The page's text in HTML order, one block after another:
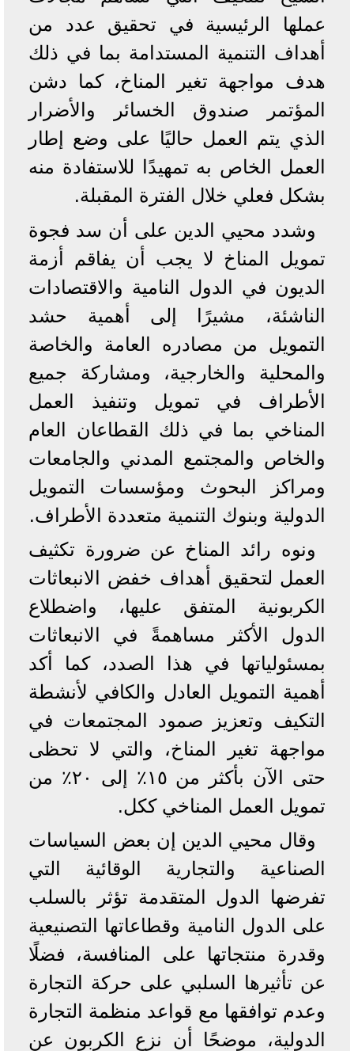
عملها الرئيسية في تحقيق عدد من
أهداف التنمية المستدامة بما في ذلك
هدف مواجهة تغير المناخ، كما دشن
المؤتمر صندوق الخسائر والأضرار
الذي يتم العمل حاليًا على وضع إطار
العمل الخاص به تمهيدًا للاستفادة منه
بشكل فعلي خلال الفترة المقبلة.
وشدد محيي الدين على أن سد فجوة
تمويل المناخ لا يجب أن يفاقم أزمة
الديون في الدول النامية والاقتصادات
الناشئة، مشيرًا إلى أهمية حشد
التمويل من مصادره العامة والخاصة
والمحلية والخارجية، ومشاركة جميع
الأطراف في تمويل وتنفيذ العمل
المناخي بما في ذلك القطاعان العام
والخاص والمجتمع المدني والجامعات
ومراكز البحوث ومؤسسات التمويل
الدولية وبنوك التنمية متعددة الأطراف.
ونوه رائد المناخ عن ضرورة تكثيف
العمل لتحقيق أهداف خفض الانبعاثات
الكربونية المتفق عليها، واضطلاع
الدول الأكثر مساهمةً في الانبعاثات
بمسئولياتها في هذا الصدد، كما أكد
أهمية التمويل العادل والكافي لأنشطة
التكيف وتعزيز صمود المجتمعات في
مواجهة تغير المناخ، والتي لا تحظى
حتى الآن بأكثر من ١٥٪؜ إلى ٢٠٪؜ من
تمويل العمل المناخي ككل.
وقال محيي الدين إن بعض السياسات
الصناعية والتجارية الوقائية التي
تفرضها الدول المتقدمة تؤثر بالسلب
على الدول النامية وقطاعاتها التصنيعية
وقدرة منتجاتها على المنافسة، فضلًا
عن تأثيرها السلبي على حركة التجارة
وعدم توافقها مع قواعد منظمة التجارة
الدولية، موضحًا أن نزع الكربون عن